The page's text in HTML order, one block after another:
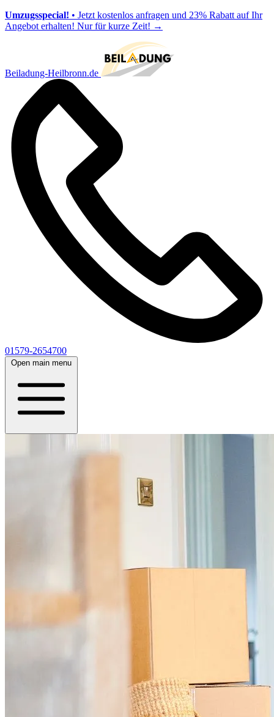
Umzugsspecial! • Jetzt kostenlos anfragen und 23% Rabatt auf Ihr
Angebot erhalten! Nur für kurze Zeit! →
Beiladung-Heilbronn.de
01579-2654700
Open main menu